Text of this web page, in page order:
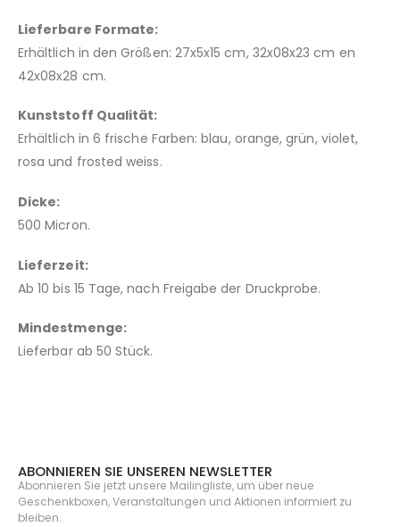
Lieferbare Formate:
Erhältlich in den Größen: 27x5x15 cm, 32x08x23 cm en
42x08x28 cm.
Kunststoff Qualität:
Erhältlich in 6 frische Farben: blau, orange, grün, violet,
rosa und frosted weiss.
Dicke:
500 Micron.
Lieferzeit:
Ab 10 bis 15 Tage, nach Freigabe der Druckprobe.
Mindestmenge:
Lieferbar ab 50 Stück.
ABONNIEREN SIE UNSEREN NEWSLETTER
Abonnieren Sie jetzt unsere Mailingliste, um über neue
Geschenkboxen, Veranstaltungen und Aktionen informiert zu
bleiben.